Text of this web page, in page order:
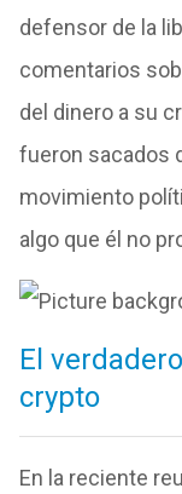
defensor de la
comentarios
del dinero a su
fueron sacados
movimiento
algo que él no
El
crypto
En la reciente